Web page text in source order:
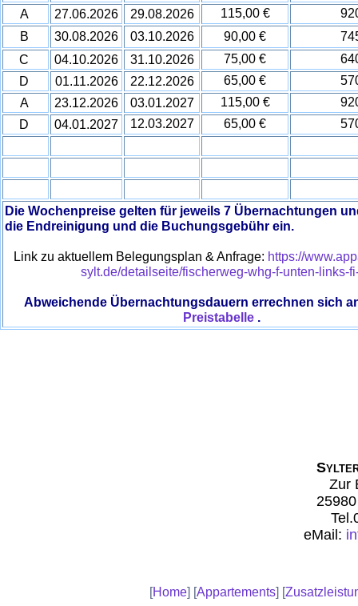
A
27.06.2026 29.08.2026 115,00 €
B
30.08.2026 03.10.2026 90,00 €
C
04.10.2026 31.10.2026 75,00 €
D
01.11.2026 22.12.2026 65,00 €
A
23.12.2026 03.01.2027 115,00 €
D
04.01.2027 12.03.2027 65,00 €
Die Wochenpreise gelten für jeweils 7 Übernachtungen
die Endreinigung und die Buchungsgebühr ein.
Link zu aktuellem Belegungsplan & Anfrage: https://
sylt.de/detailseite/fischerweg-whg-f-unten-links-
Abweichende Übernachtungsdauern errechnen sich
Preistabelle .
Sylter
Zur
eMail:
[Home] [Appartements] [